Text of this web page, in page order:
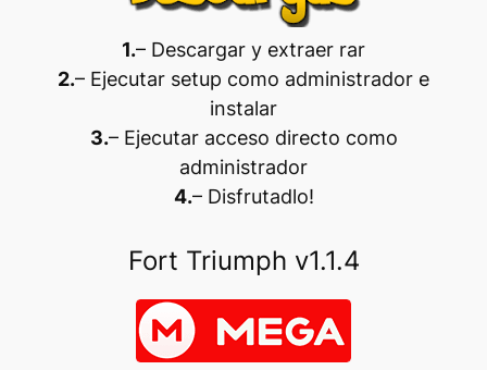
1.– Descargar y extraer rar
2.– Ejecutar setup como administrador e
instalar
3.– Ejecutar acceso directo como
administrador
4.– Disfrutadlo!
Fort Triumph v1.1.4